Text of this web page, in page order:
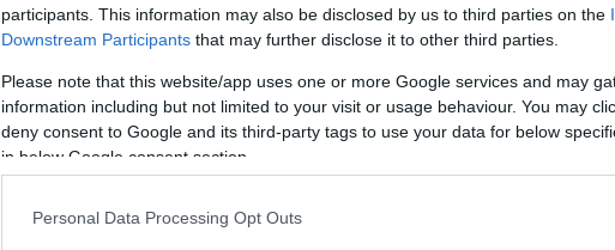
participants. This information may also be disclosed by us to third parties on the
Downstream Participants that may further disclose it to other third parties.
Please note that this website/app uses one or more Google services and may
information including but not limited to your visit or usage behaviour. You may
deny consent to Google and its third-party tags to use your data for below
in below Google consent section.
Personal Data Processing Opt Outs